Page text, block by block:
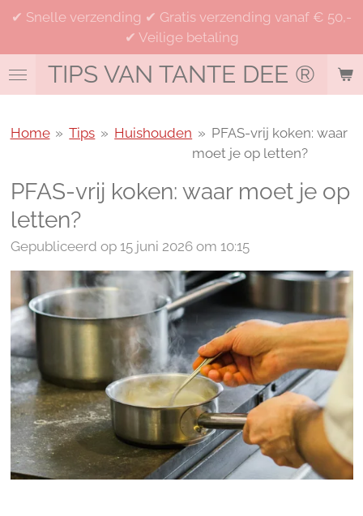
Ga
naar
de
hoofdinhoud
TIPS VAN TANTE DEE ®
✔ Snelle verzending ✔ Gratis verzending vanaf € 50,-
✔ Veilige betaling
Home » Tips » Huishouden » PFAS-vrij koken: waar
moet je op letten?
PFAS-vrij koken: waar moet je op
letten?
Gepubliceerd op 15 juni 2026 om 10:15